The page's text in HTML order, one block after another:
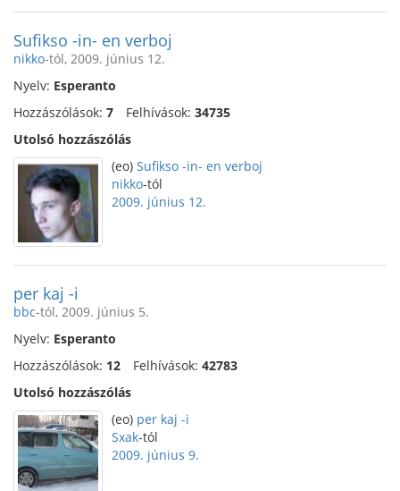
Sufikso -in- en verboj
nikko-tól, 2009. június 12.
Nyelv: Esperanto
Hozzászólások: 7 Felhívások: 34735
Utolsó hozzászólás
(eo) Sufikso -in- en verboj
nikko-tól
2009. június 12.
per kaj -i
bbc-tól, 2009. június 5.
Nyelv: Esperanto
Hozzászólások: 12 Felhívások: 42783
Utolsó hozzászólás
(eo) per kaj -i
Sxak-tól
2009. június 9.